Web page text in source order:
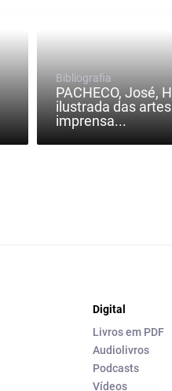
Bibliografia
PACHECO, José,
ilustrada das
imprensa...
Digital
Livros em PDF
Audiolivros
Podcasts
Vídeos